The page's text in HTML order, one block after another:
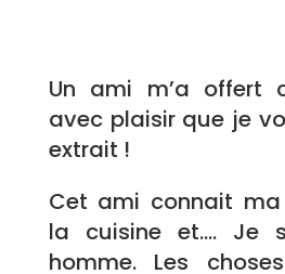
Un ami m’a offert
avec plaisir que je
extrait !
Cet ami connait
la cuisine et…. Je
homme. Les